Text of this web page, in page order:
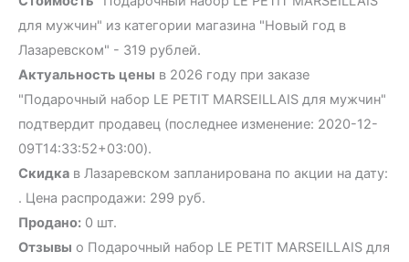
для мужчин" из категории магазина "Новый год в
Лазаревском" - 319 рублей.
Актуальность цены в 2026 году при заказе
"Подарочный набор LE PETIT MARSEILLAIS для мужчин"
подтвердит продавец (последнее изменение: 2020-12-
09T14:33:52+03:00).
Скидка в Лазаревском запланирована по акции на дату:
. Цена распродажи: 299 руб.
Продано: 0 шт.
Отзывы о Подарочный набор LE PETIT MARSEILLAIS для